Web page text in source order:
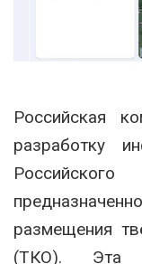
Российская
разработку
Российского
размещения
(ТКО). Эта